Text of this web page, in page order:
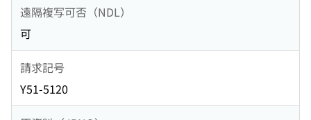
遠隔複写可否（NDL）
可
請求記号
Y51-5120